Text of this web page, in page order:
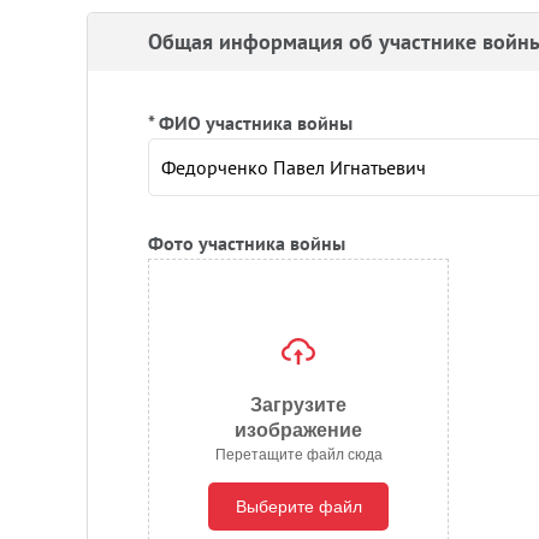
Общая информация об участнике
* ФИО участника войны
Фото участника войны
Загрузите
изображение
Перетащите файл сюда